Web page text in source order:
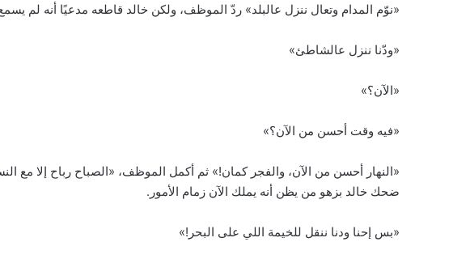
«نوّم المدام وتعال ننزل عالبلد» ردّ الموظف، ولكن خالد قاطعه مدعيًا أنه لم
«ودّنا ننزل عالشاطئ»
«الآن؟»
«فيه وقت أحسن من الآن؟»
«النهار أحسن من الآن، والفجر كمان!» ثم أكمل الموظف، «الصباح رباح إلا مع
ضحك خالد بزهو من يظن أنه يملك الآن زمام الأمور.
«بس إحنا ودنا ننقل للخيمة اللي على البحر!»